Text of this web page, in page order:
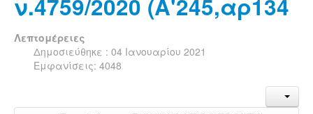
ν.4759/2020 (Α'245,αρ134
Λεπτομέρειες
Δημοσιεύθηκε : 04 Ιανουαρίου 2021
Εμφανίσεις: 4048